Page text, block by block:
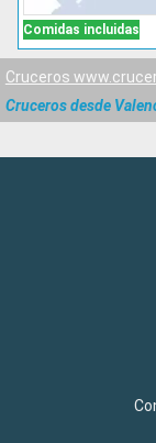
Comidas incluidas
Cruceros
Cruceros desde